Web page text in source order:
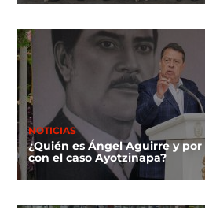
NOTICIAS
¿Quién es Ángel Aguirre y
con el caso Ayotzinapa?